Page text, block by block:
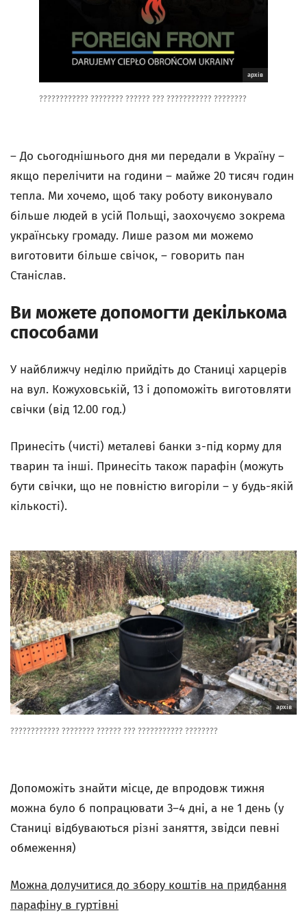
архiв
???????????? ???????? ?????? ??? ??????????? ????????
– До сьогоднішнього дня ми передали в Україну –
якщо перелічити на години – майже 20 тисяч годин
тепла. Ми хочемо, щоб таку роботу виконувало
більше людей в усій Польщі, заохочуємо зокрема
українську громаду. Лише разом ми можемо
виготовити більше свічок, – говорить пан
Станіслав.
Ви можете допомогти декількома
способами
У найближчу неділю прийдіть до Станиці харцерів
на вул. Кожуховській, 13 і допоможіть виготовляти
свічки (від 12.00 год.)
Принесіть (чисті) металеві банки з-під корму для
тварин та інші. Принесіть також парафін (можуть
бути свічки, що не повністю вигоріли – у будь-якій
кількості).
архiв
???????????? ???????? ?????? ??? ??????????? ????????
Допоможіть знайти місце, де впродовж тижня
можна було б попрацювати 3–4 дні, а не 1 день (у
Станиці відбуваються різні заняття, звідси певні
обмеження)
Можна долучитися до збору коштів на придбання
парафіну в гуртівні